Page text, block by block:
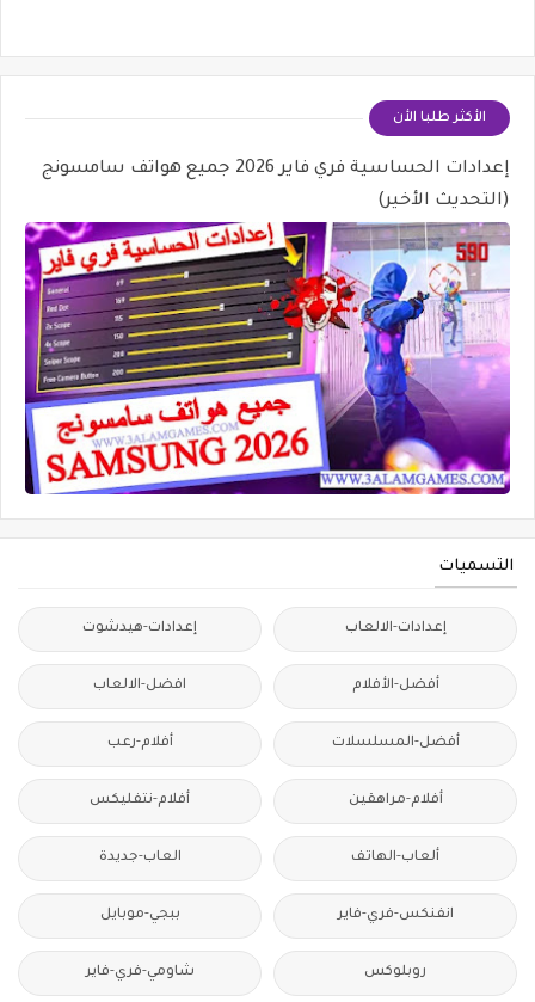
الأكثر طلبا الأن
إعدادات الحساسية فري فاير 2026 جميع هواتف سامسونج
(التحديث الأخير)
التسميات
إعدادات-الالعاب إعدادات-هيدشوت
أفضل-الأفلام افضل-الالعاب
أفضل-المسلسلات أفلام-رعب
أفلام-مراهقين أفلام-نتفليكس
ألعاب-الهاتف العاب-جديدة
انفنكس-فري-فاير ببجي-موبايل
روبلوكس شاومي-فري-فاير